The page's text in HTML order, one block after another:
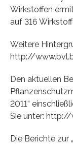
Wirkstoffen
auf 316
Weitere
http://
Den aktuellen
2011“
Sie unter:
Die Berichte zur